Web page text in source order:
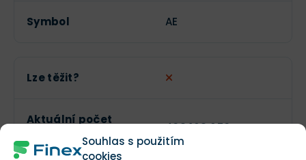
Souhlas s použitím
cookies
Symbol AE
Lze těžit?
Aktuální počet
438 168 653